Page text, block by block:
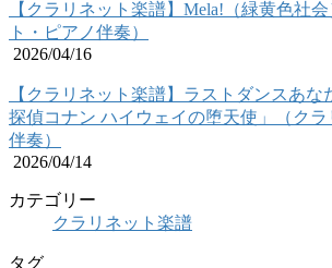
【クラリネット楽譜】Mela!（緑黄色社
ト・ピアノ伴奏）
2026/04/16
【クラリネット楽譜】ラストダンスあ
探偵コナン ハイウェイの堕天使」（クラ
伴奏）
2026/04/14
カテゴリー
クラリネット楽譜
タグ